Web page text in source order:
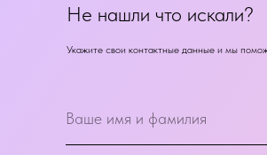
Не нашли что искали?
Укажите свои контактные данные и мы